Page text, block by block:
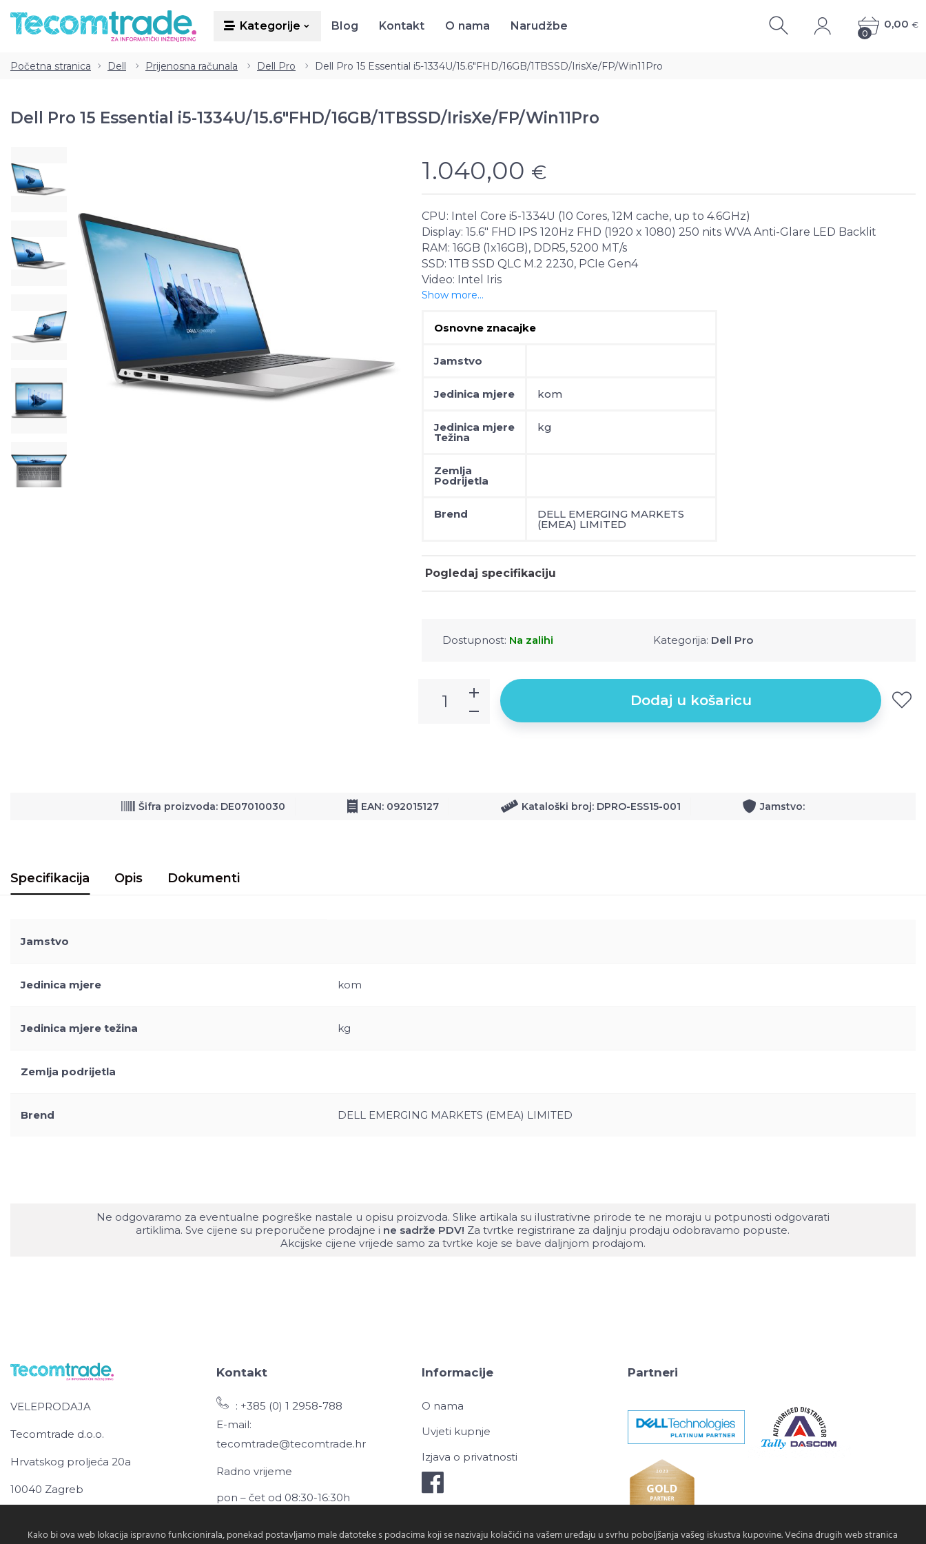
Kategorije Blog Kontakt O nama Narudžbe
0
Kategorije Blog Kontakt O nama Narudžbe
0
0,00 €
Početna stranica Dell Prijenosna računala Dell Pro Dell Pro 15 Essential i5-1334U/15.6"FHD/16GB/1TBSSD/IrisXe/FP/Win11Pro
Dell Pro 15 Essential i5-1334U/15.6"FHD/16GB/1TBSSD/IrisXe/FP/Win11Pro
1.040,00 €
CPU: Intel Core i5-1334U (10 Cores, 12M cache, up to 4.6GHz)
Display: 15.6" FHD IPS 120Hz FHD (1920 x 1080) 250 nits WVA Anti-Glare LED Backlit
RAM: 16GB (1x16GB), DDR5, 5200 MT/s
SSD: 1TB SSD QLC M.2 2230, PCIe Gen4
Video: Intel Iris
Show more...
Osnovne znacajke
Jamstvo
Jedinica mjere kom
Jedinica mjere
Težina
kg
Zemlja
Podrijetla
Brend DELL EMERGING MARKETS
(EMEA) LIMITED
Pogledaj specifikaciju
Dostupnost: Na zalihi Kategorija: Dell Pro
Dodaj u košaricu
Šifra proizvoda: DE07010030 EAN: 092015127 Kataloški broj: DPRO-ESS15-001 Jamstvo:
Specifikacija Opis Dokumenti
Jamstvo
Jedinica mjere kom
Jedinica mjere težina kg
Zemlja podrijetla
Brend DELL EMERGING MARKETS (EMEA) LIMITED
Ne odgovaramo za eventualne pogreške nastale u opisu proizvoda. Slike artikala su ilustrativne prirode te ne moraju u potpunosti odgovarati
artiklima. Sve cijene su preporučene prodajne i ne sadrže PDV! Za tvrtke registrirane za daljnju prodaju odobravamo popuste.
Akcijske cijene vrijede samo za tvrtke koje se bave daljnjom prodajom.
VELEPRODAJA
Tecomtrade d.o.o.
Hrvatskog proljeća 20a
10040 Zagreb
Kontakt
: +385 (0) 1 2958-788
E-mail:
tecomtrade@tecomtrade.hr
Radno vrijeme
pon – čet od 08:30-16:30h
Informacije
O nama
Uvjeti kupnje
Izjava o privatnosti
Partneri
Kako bi ova web lokacija ispravno funkcionirala, ponekad postavljamo male datoteke s podacima koji se nazivaju kolačići na vašem uređaju u svrhu poboljšanja vašeg iskustva kupovine. Većina drugih web stranica